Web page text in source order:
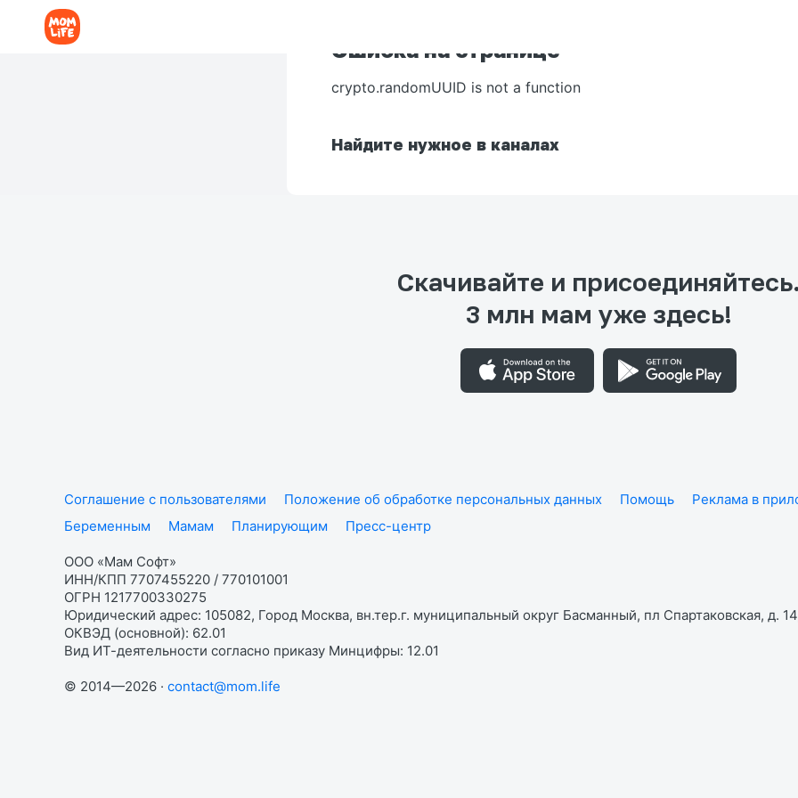
Ошибка на странице
crypto.randomUUID is not a function
Найдите нужное в каналах
Скачивайте и присоединяйтесь.
3 млн мам уже здесь!
Соглашение с пользователями Положение об обработке персональных данных Помощь Реклама в
Беременным
Мамам Планирующим Пресс-центр
ООО «Мам Софт»
ИНН/КПП 7707455220 / 770101001
ОГРН 1217700330275
Юридический адрес: 105082, Город Москва, вн.тер.г. муниципальный округ Басманный, пл Спартаковская, д.
ОКВЭД (основной): 62.01
Вид ИТ-деятельности согласно приказу Минцифры: 12.01
© 2014—2026 · contact@mom.life